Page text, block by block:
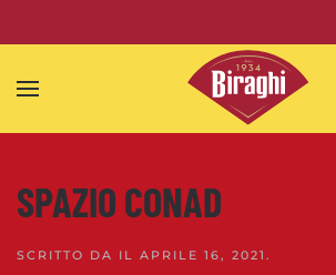
Skip to main content
SPAZIO CONAD
SCRITTO DA IL APRILE 16, 2021 .